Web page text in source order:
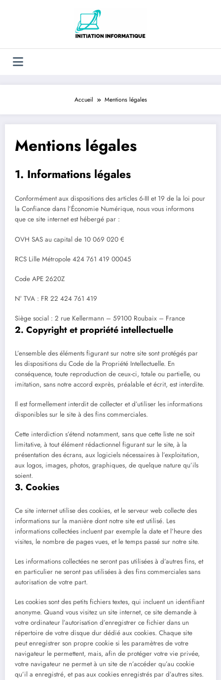
Accueil Mentions légales
Mentions légales
1. Informations légales
Conformément aux dispositions des articles 6-III et 19 de la loi pour
la Confiance dans l’Économie Numérique, nous vous informons
que ce site internet est hébergé par :
OVH SAS au capital de 10 069 020 €
RCS Lille Métropole 424 761 419 00045
Code APE 2620Z
N° TVA : FR 22 424 761 419
Siège social : 2 rue Kellermann – 59100 Roubaix – France
2. Copyright et propriété intellectuelle
L’ensemble des éléments figurant sur notre site sont protégés par
les dispositions du Code de la Propriété Intellectuelle. En
conséquence, toute reproduction de ceux-ci, totale ou partielle, ou
imitation, sans notre accord exprès, préalable et écrit, est interdite.
Il est formellement interdit de collecter et d’utiliser les informations
disponibles sur le site à des fins commerciales.
Cette interdiction s’étend notamment, sans que cette liste ne soit
limitative, à tout élément rédactionnel figurant sur le site, à la
présentation des écrans, aux logiciels nécessaires à l’exploitation,
aux logos, images, photos, graphiques, de quelque nature qu’ils
soient.
3. Cookies
Ce site internet utilise des cookies, et le serveur web collecte des
informations sur la manière dont notre site est utilisé. Les
informations collectées incluent par exemple la date et l’heure des
visites, le nombre de pages vues, et le temps passé sur notre site.
Les informations collectées ne seront pas utilisées à d’autres fins, et
en particulier ne seront pas utilisées à des fins commerciales sans
autorisation de votre part.
Les cookies sont des petits fichiers textes, qui incluent un identifiant
anonyme. Quand vous visitez un site internet, ce site demande à
votre ordinateur l’autorisation d’enregistrer ce fichier dans un
répertoire de votre disque dur dédié aux cookies. Chaque site
peut enregistrer son propre cookie si les paramètres de votre
navigateur le permettent, mais, afin de protéger votre vie privée,
votre navigateur ne permet à un site de n’accéder qu’au cookie
qu’il a enregistré, et pas aux cookies enregistrés par d’autres sites.